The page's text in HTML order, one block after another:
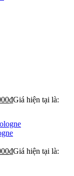
₫Giá hiện tại là:
₫Giá hiện tại là: